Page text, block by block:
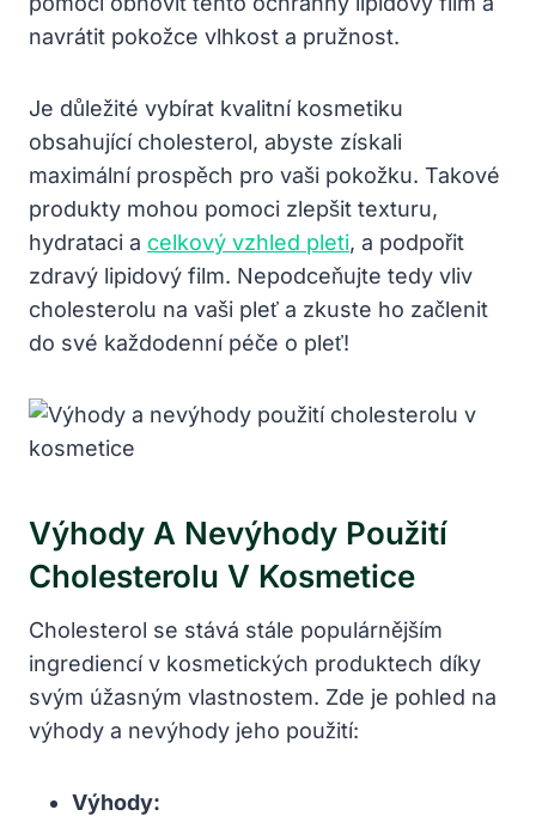
navrátit pokožce vlhkost a pružnost.
Je důležité vybírat kvalitní kosmetiku
obsahující cholesterol, abyste získali
maximální prospěch pro vaši pokožku. Takové
produkty mohou pomoci zlepšit texturu,
hydrataci a celkový vzhled pleti, a podpořit
zdravý lipidový film. Nepodceňujte tedy vliv
cholesterolu na vaši pleť a zkuste ho začlenit
do své každodenní péče o pleť!
Výhody A Nevýhody Použití
Cholesterolu V Kosmetice
Cholesterol se stává stále populárnějším
ingrediencí v kosmetických produktech díky
svým úžasným vlastnostem. Zde je pohled na
výhody a nevýhody jeho použití:
Výhody: